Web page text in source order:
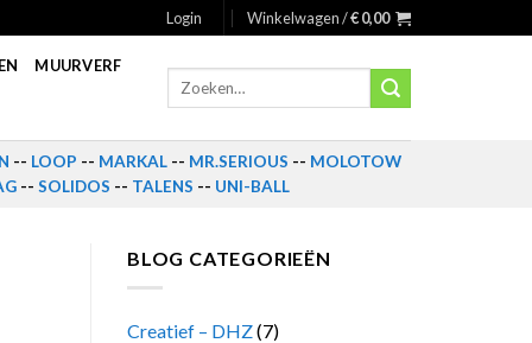
Login Winkelwagen /€0,00
MUURVERF
Zoeken
-- LOOP -- MARKAL -- MR.SERIOUS -- MOLOTOW
-- SOLIDOS -- TALENS -- UNI-BALL
BLOG CATEGORIEËN
Creatief – DHZ(7)